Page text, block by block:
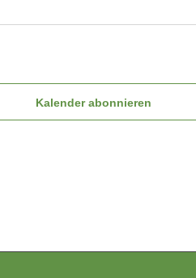
Kalender abonnieren